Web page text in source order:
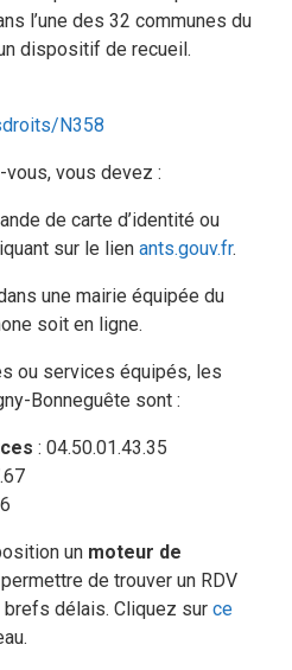
l’une des 32 communes du
dispositif de recueil.
N358
vous devez :
de carte d’identité ou
sur le lien ants.gouv.fr.
une mairie équipée du
soit en ligne.
ou services équipés, les
Bonneguête sont :
: 04.50.01.43.35
un moteur de
de trouver un RDV
délais. Cliquez sur ce